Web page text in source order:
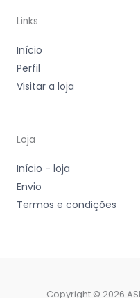
Links
Início
Perfil
Visitar a loja
Loja
Início - loja
Envio
Termos e condições
Copyright © 2026